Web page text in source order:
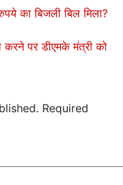
का बिजली बिल मिला?
करने पर डीएमके मंत्री को
Required